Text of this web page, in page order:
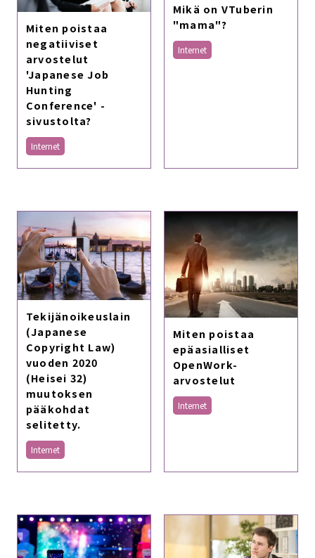
Miten poistaa
negatiiviset
arvostelut
'Japanese Job
Hunting
Conference' -
sivustolta?
Internet
Mikä on VTuberin
"mama"?
Internet
Tekijänoikeuslain
(Japanese
Copyright Law)
vuoden 2020
(Heisei 32)
muutoksen
pääkohdat
selitetty.
Internet
Miten poistaa
epäasialliset
OpenWork-
arvostelut
Internet